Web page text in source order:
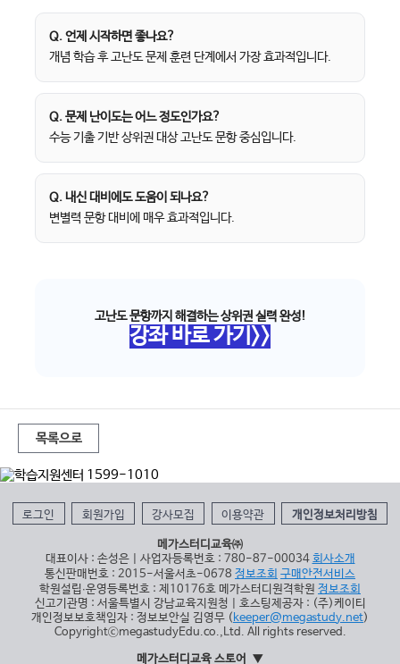
Q. 언제 시작하면 좋나요?
개념 학습 후 고난도 문제 훈련 단계에서 가장 효과적입니다.
Q. 문제 난이도는 어느 정도인가요?
수능 기출 기반 상위권 대상 고난도 문항 중심입니다.
Q. 내신 대비에도 도움이 되나요?
변별력 문항 대비에 매우 효과적입니다.
고난도 문항까지 해결하는 상위권 실력 완성!
강좌 바로 가기>>
목록으로
로그인 회원가입 강사모집 이용약관 개인정보처리방침
메가스터디교육㈜
대표이사 : 손성은 | 사업자등록번호 : 780-87-00034 회사소개
통신판매번호 : 2015-서울서초-0678 정보조회 구매안전서비스
학원설립∙운영등록번호 : 제10176호 메가스터디원격학원 정보조회
신고기관명 : 서울특별시 강남교육지원청 | 호스팅제공자 : (주)케이티
개인정보보호책임자 : 정보보안실 김영무 (keeper@megastudy.net)
CopyrightⓒmegastudyEdu.co.,Ltd. All rights reserved.
메가스터디교육 스토어